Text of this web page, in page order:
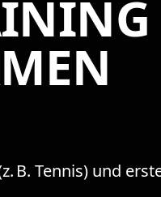
B. Tennis) und